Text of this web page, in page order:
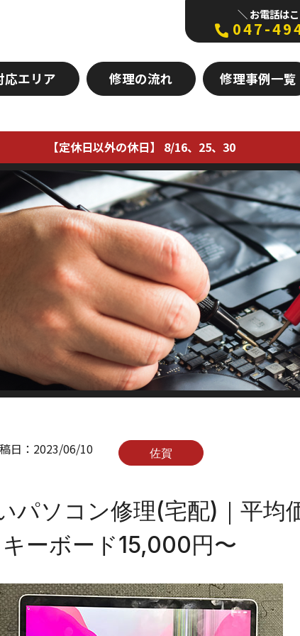
＼ お電話は
047-
応エリア 修理の流れ 修理事例一覧
【定休日以外の休日】 8/16、25、30
日： 2023/06/10 佐賀
パソコン修理(宅配)｜平均
ーボード15,000円〜